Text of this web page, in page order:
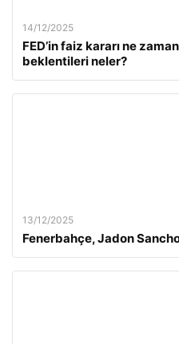
14/12/2025
FED’in faiz kararı ne
beklentileri neler?
13/12/2025
Fenerbahçe, Jadon